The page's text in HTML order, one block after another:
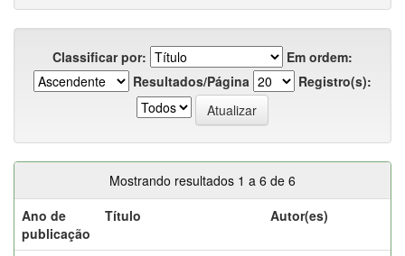
Classificar por:
Em ordem:
Resultados/Página
Registro(s):
Mostrando resultados 1 a 6 de 6
Ano de
publicação
Título Autor(es)